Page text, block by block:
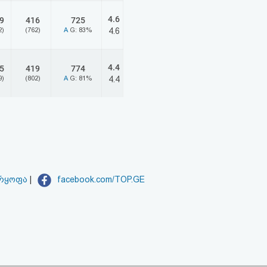
416
(762)
725
A G: 83%
4.6
4.6
419
(802)
774
A G: 81%
4.4
4.4
facebook.com/TOP.GE